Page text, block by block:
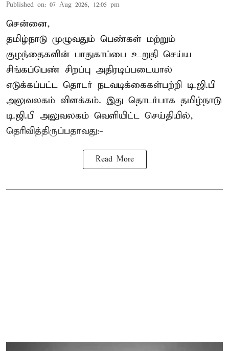
Published on: 07 Aug 2026, 12:05 pm
சென்னை,
தமிழ்நாடு முழுவதும் பெண்கள் மற்றும்
குழந்தைகளின் பாதுகாப்பை உறுதி செய்ய
சிங்கப்பெண் சிறப்பு அதிரடிப்படையால்
எடுக்கப்பட்ட தொடர் நடவடிக்கைகள்பற்றி டி.ஜி.பி
அலுவலகம் விளக்கம். இது தொடர்பாக தமிழ்நாடு
டி.ஜி.பி அலுவலகம் வெளியிட்ட செய்தியில்,
தெரிவித்திருப்பதாவது:-
Read More